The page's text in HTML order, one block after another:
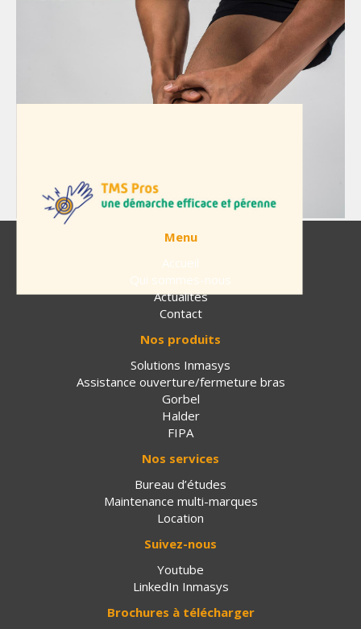
CFIA Rennes du 12 au 14 mars
Actualités InMaSys
Prévenir les TMS : Les solutions
Actualités InMaSys
Première cause de maladie professionnelle en France,
La subvention « TMS Pros Action »
18-01-2024Actualités InMaSys
Menu
Accueil
Qui sommes-nous
Actualités
Contact
Nos produits
Solutions Inmasys
Assistance ouverture/fermeture bras
Gorbel
Halder
FIPA
Nos services
Bureau d’études
Maintenance multi-marques
Location
Suivez-nous
Youtube
LinkedIn Inmasys
Brochures à télécharger